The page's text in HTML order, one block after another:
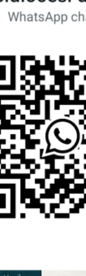
-
al
le